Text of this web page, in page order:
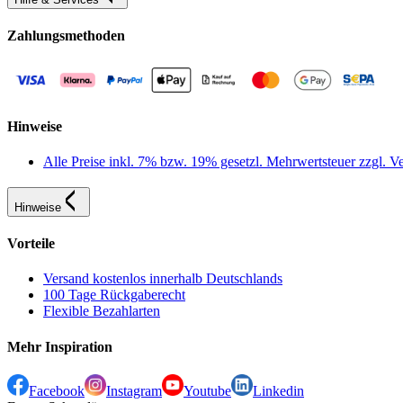
Zahlungsmethoden
Hinweise
Alle Preise inkl. 7% bzw. 19% gesetzl. Mehrwertsteuer zzgl.
Hinweise
Vorteile
Versand kostenlos innerhalb Deutschlands
100 Tage Rückgaberecht
Flexible Bezahlarten
Mehr Inspiration
Facebook Instagram Youtube
Linkedin